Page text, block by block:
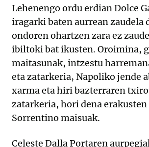
Lehenengo ordu erdian Dolce
iragarki baten aurrean zaudela
ondoren ohartzen zara ez
ibiltoki bat ikusten. Oroimina,
maitasunak, intzestu
eta zatarkeria, Napoliko jende
xarma eta hiri bazterraren
zatarkeria, hori dena erakusten
Sorrentino maisuak.
Celeste Dalla Portaren